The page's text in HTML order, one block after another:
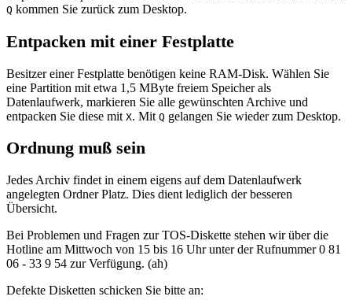
Q kommen Sie zurück zum Desktop.
Entpacken mit einer Festplatte
Besitzer einer Festplatte benötigen keine RAM-Disk. Wählen Sie
eine Partition mit etwa 1,5 MByte freiem Speicher als
Datenlaufwerk, markieren Sie alle gewünschten Archive und
entpacken Sie diese mit X. Mit Q gelangen Sie wieder zum Desktop.
Ordnung muß sein
Jedes Archiv findet in einem eigens auf dem Datenlaufwerk
angelegten Ordner Platz. Dies dient lediglich der besseren
Übersicht.
Bei Problemen und Fragen zur TOS-Diskette stehen wir über die
Hotline am Mittwoch von 15 bis 16 Uhr unter der Rufnummer 0 81
06 - 33 9 54 zur Verfügung. (ah)
Defekte Disketten schicken Sie bitte an: